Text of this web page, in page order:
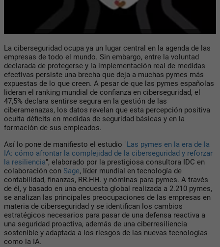
La ciberseguridad ocupa ya un lugar central en la agenda de las
empresas de todo el mundo. Sin embargo, entre la voluntad
declarada de protegerse y la implementación real de medidas
efectivas persiste una brecha que deja a muchas pymes más
expuestas de lo que creen. A pesar de que las pymes españolas
lideran el ranking mundial de confianza en ciberseguridad, el
47,5% declara sentirse segura en la gestión de las
ciberamenazas, los datos revelan que esta percepción positiva
oculta déficits en medidas de seguridad básicas y en la
formación de sus empleados.
Así lo pone de manifiesto el estudio "Las pymes en la era de la
IA: cómo afrontar la complejidad de la ciberseguridad y reforzar
la resiliencia", elaborado por la prestigiosa consultora IDC en
colaboración con Sage, líder mundial en tecnología de
contabilidad, finanzas, RR.HH. y nóminas para pymes. A través
de él, y basado en una encuesta global realizada a 2.210 pymes,
se analizan las principales preocupaciones de las empresas en
materia de ciberseguridad y se identifican los cambios
estratégicos necesarios para pasar de una defensa reactiva a
una seguridad proactiva, además de una ciberresiliencia
sostenible y adaptada a los riesgos de las nuevas tecnologías
como la IA.